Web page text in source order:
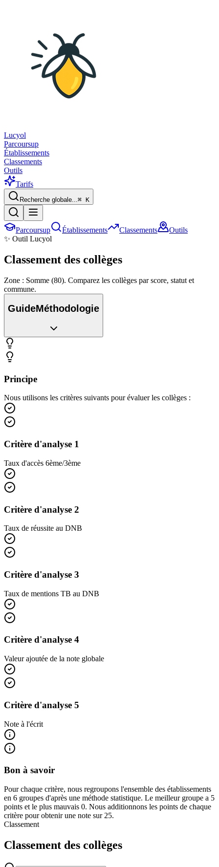
Lucyol
Parcoursup
Établissements
Classements
Outils
Tarifs
Recherche globale...⌘ K
Parcoursup Établissements Classements
Outils
✨ Outil Lucyol
Classement des collèges
Zone : Somme (80). Comparez les collèges par score, statut et
commune.
GuideMéthodologie
Principe
Nous utilisons les critères suivants pour évaluer les collèges :
Critère d'analyse 1
Taux d'accès 6ème/3ème
Critère d'analyse 2
Taux de réussite au DNB
Critère d'analyse 3
Taux de mentions TB au DNB
Critère d'analyse 4
Valeur ajoutée de la note globale
Critère d'analyse 5
Note à l'écrit
Bon à savoir
Pour chaque critère, nous regroupons l'ensemble des établissements
en 6 groupes d'après une méthode statistique. Le meilleur groupe a 5
points et le plus mauvais 0. Nous additionnons les points de chaque
critère pour obtenir une note sur 25.
Classement
Classement des collèges